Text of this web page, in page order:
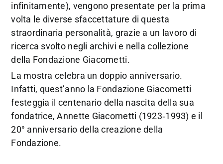
infinitamente), vengono presentate per la prima
volta le diverse sfaccettature di questa
straordinaria personalità, grazie a un lavoro di
ricerca svolto negli archivi e nella collezione
della Fondazione Giacometti.
La mostra celebra un doppio anniversario.
Infatti, quest’anno la Fondazione Giacometti
festeggia il centenario della nascita della sua
fondatrice, Annette Giacometti (1923‑1993) e il
20° anniversario della creazione della
Fondazione.